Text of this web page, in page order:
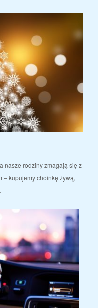
nasze rodziny zmagają się z
– kupujemy choinkę żywą,